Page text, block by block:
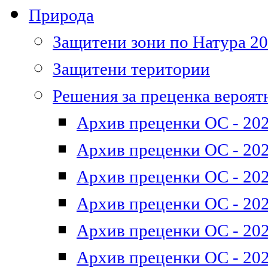
Природа
Защитени зони по Натура
Защитени територии
Решения за преценка
Архив преценки ОС -
Архив преценки ОС -
Архив преценки ОС -
Архив преценки ОС -
Архив преценки ОС -
Архив преценки ОС -